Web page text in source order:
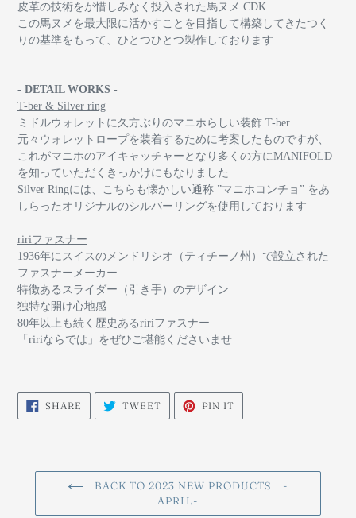
皮革の技術をが惜しみなく投入された馬ヌメ CDK
この馬ヌメを最大限に活かすことを目指して構築してきたつく
りの基準をもって、ひとつひとつ製作しております
- DETAIL WORKS -
T-ber & Silver ring
ミドルウォレットに久方ぶりのマニホらしい装飾 T-ber
元々ウォレットロープを装着するために考案したものですが、
これがマニホのアイキャッチャーとなり多くの方にMANIFOLD
を知っていただくきっかけにもなりました
Silver Ringには、こちらも懐かしい通称 ”マニホコンチョ” をあ
しらったオリジナルのシルバーリングを使用しております
ririファスナー
1936年にスイスのメンドリシオ（ティチーノ州）で設立された
ファスナーメーカー
特徴あるスライダー（引き手）のデザイン
独特な開け心地感
80年以上も続く歴史あるririファスナー
「ririならでは」をぜひご堪能くださいませ
SHARE SHARE
FACEBOOK
TWEETTWEET
TWITTER
PIN IT
PINTEREST
BACK TO 2023 NEW PRODUCTS -
APRIL-